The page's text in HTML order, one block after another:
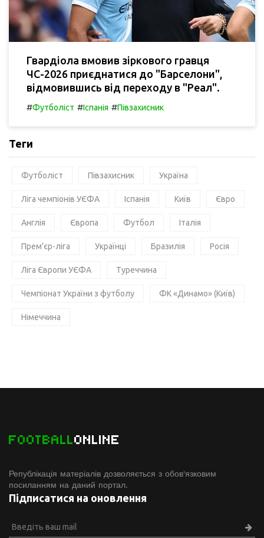
Гвардіола вмовив зіркового гравця
ЧС-2026 приєднатися до "Барселони",
відмовившись від переходу в "Реал".
#Футболіст #Іспанія #Півзахисник
Теги
Футболіст Півзахисник Україна
Ліга чемпіонів УЄФА Іспанія Київ Євро
Англія Європа Футбол Італія
Прем'єр-ліга Українці Бразилія Росія
Ліга Європи УЄФА Туреччина
Чемпіонат України з футболу ФК «Динамо» (Київ)
Німеччина
FOOTBALLONLINE
Републікація матеріалів дозволяється з обов'язковим
посиланням на даний портал.
Підписатися на оновлення